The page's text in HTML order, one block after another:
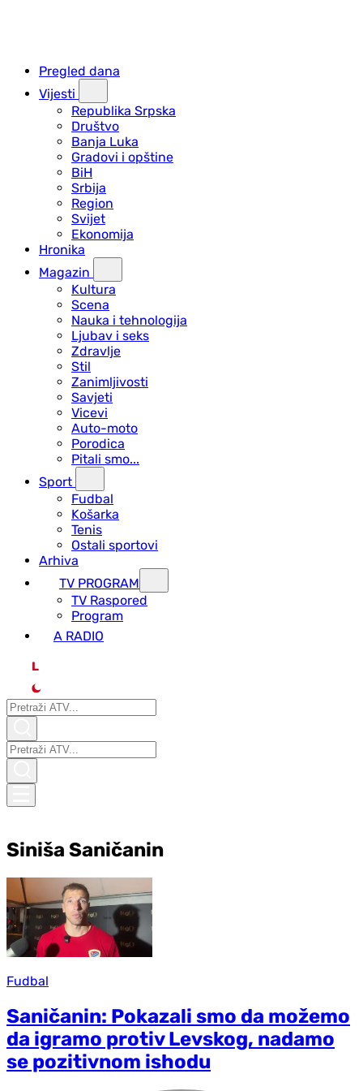
Pregled dana
Vijesti
Republika Srpska
Društvo
Banja Luka
Gradovi i opštine
BiH
Srbija
Region
Svijet
Ekonomija
Hronika
Magazin
Kultura
Scena
Nauka i tehnologija
Ljubav i seks
Zdravlje
Stil
Zanimljivosti
Savjeti
Vicevi
Auto-moto
Porodica
Pitali smo...
Sport
Fudbal
Košarka
Tenis
Ostali sportovi
Arhiva
TV PROGRAM
ТV Raspored
Program
A RADIO
L
Siniša Saničanin
Fudbal
Saničanin: Pokazali smo da možemo
da igramo protiv Levskog, nadamo
se pozitivnom ishodu